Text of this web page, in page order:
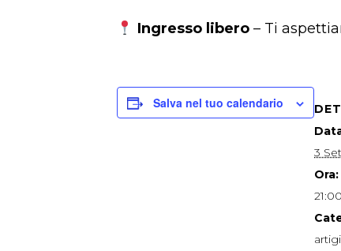
Ingresso libero– Ti
Salva nel tuo calendario
3
Ora: